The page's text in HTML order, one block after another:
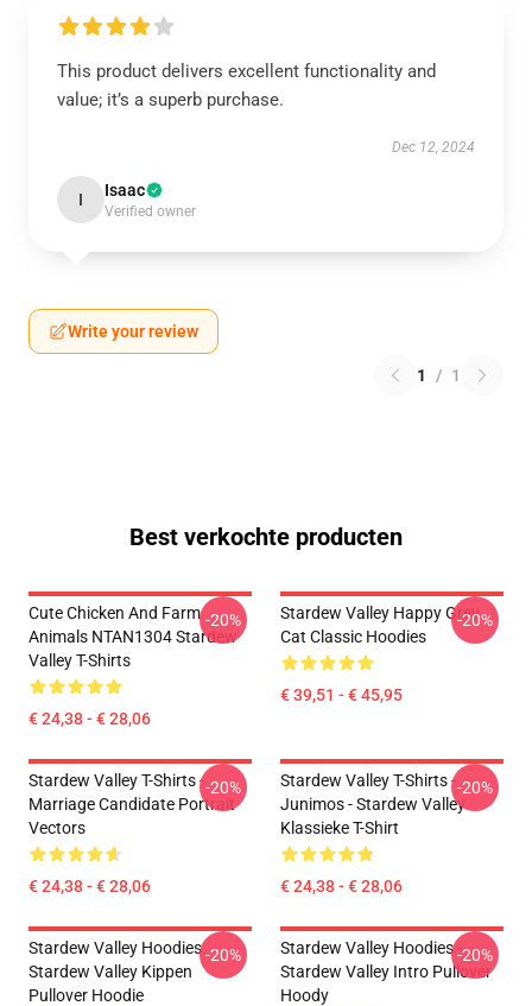
This product delivers excellent functionality and
value; it’s a superb purchase.
Dec 12, 2024
I Isaac
Verified owner
Write your review
1 / 1
Best verkochte producten
Cute Chicken And Farm
Animals NTAN1304 Stardew
Valley T-Shirts
€ 24,38 - € 28,06
-20%
Stardew Valley Happy Grey
Cat Classic Hoodies
€ 39,51 - € 45,95
-20%
Stardew Valley T-Shirts -
Marriage Candidate Portrait
Vectors
€ 24,38 - € 28,06
-20%
Stardew Valley T-Shirts -
Junimos - Stardew Valley
Klassieke T-Shirt
€ 24,38 - € 28,06
-20%
Stardew Valley Hoodies.
Stardew Valley Kippen
Pullover Hoodie
-20%
Stardew Valley Hoodies -
Stardew Valley Intro Pullover
Hoody
-20%